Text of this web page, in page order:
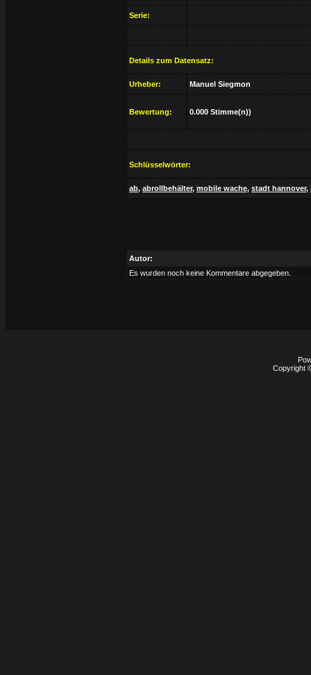
Serie:
Details zum Datensatz:
Urheber: Manuel Siegmon
Bewertung: 0.000 Stimme(n))
Schlüsselwörter:
ab, abrollbehälter, mobile wache, stadt hannover,
Autor:
Es wurden noch keine Kommentare abgegeben.
Copyright